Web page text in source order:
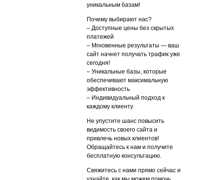
уникальным базам!
Почему выбирают нас?
– Доступные цены без скрытых
платежей
– Мгновенные результаты — ваш
сайт начнет получать трафик уже
сегодня!
– Уникальные базы, которые
обеспечивают максимальную
эффективность
– Индивидуальный подход к
каждому клиенту
Не упустите шанс повысить
видимость своего сайта и
привлечь новых клиентов!
Обращайтесь к нам и получите
бесплатную консультацию.
Свяжитесь с нами прямо сейчас и